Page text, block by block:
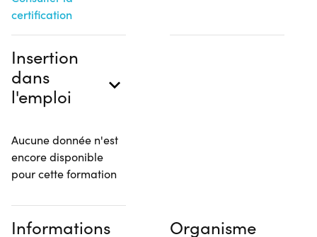
certification
Insertion
dans
l'emploi
Aucune donnée n'est
encore disponible
pour cette formation
Informations
Organisme